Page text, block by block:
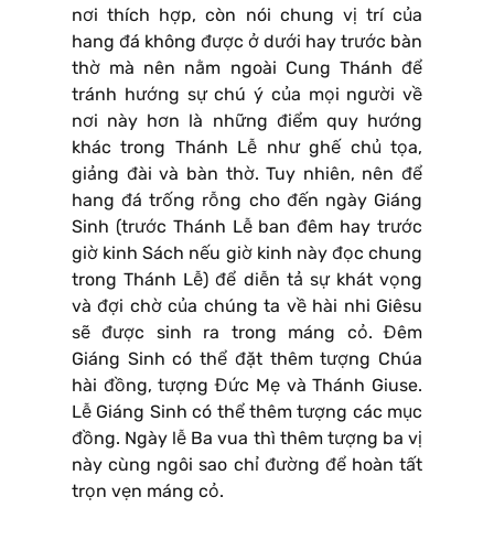
nơi thích hợp, còn nói chung vị trí của
hang đá không được ở dưới hay trước bàn
thờ mà nên nằm ngoài Cung Thánh để
tránh hướng sự chú ý của mọi người về
nơi này hơn là những điểm quy hướng
khác trong Thánh Lễ như ghế chủ tọa,
giảng đài và bàn thờ. Tuy nhiên, nên để
hang đá trống rỗng cho đến ngày Giáng
Sinh (trước Thánh Lễ ban đêm hay trước
giờ kinh Sách nếu giờ kinh này đọc chung
trong Thánh Lễ) để diễn tả sự khát vọng
và đợi chờ của chúng ta về hài nhi Giêsu
sẽ được sinh ra trong máng cỏ. Đêm
Giáng Sinh có thể đặt thêm tượng Chúa
hài đồng, tượng Đức Mẹ và Thánh Giuse.
Lễ Giáng Sinh có thể thêm tượng các mục
đồng. Ngày lễ Ba vua thì thêm tượng ba vị
này cùng ngôi sao chỉ đường để hoàn tất
trọn vẹn máng cỏ.